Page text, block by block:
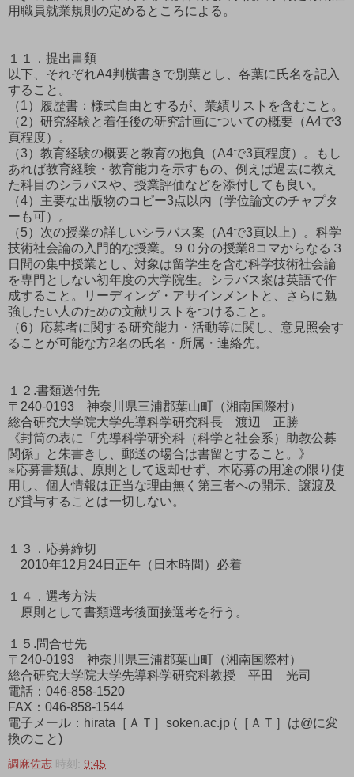
用職員就業規則の定めるところによる。
１１．提出書類
以下、それぞれA4判横書きで別葉とし、各葉に氏名を記入
すること。
（1）履歴書：様式自由とするが、業績リストを含むこと。
（2）研究経験と着任後の研究計画についての概要（A4で3
頁程度）。
（3）教育経験の概要と教育の抱負（A4で3頁程度）。もし
あれば教育経験・教育能力を示すもの、例えば過去に教え
た科目のシラバスや、授業評価などを添付しても良い。
（4）主要な出版物のコピー3点以内（学位論文のチャプタ
ーも可）。
（5）次の授業の詳しいシラバス案（A4で3頁以上）。科学
技術社会論の入門的な授業。９０分の授業8コマからなる３
日間の集中授業とし、対象は留学生を含む科学技術社会論
を専門としない初年度の大学院生。シラバス案は英語で作
成すること。リーディング・アサインメントと、さらに勉
強したい人のための文献リストをつけること。
（6）応募者に関する研究能力・活動等に関し、意見照会す
ることが可能な方2名の氏名・所属・連絡先。
１２.書類送付先
〒240-0193 神奈川県三浦郡葉山町（湘南国際村）
総合研究大学院大学先導科学研究科長 渡辺 正勝
《封筒の表に「先導科学研究科（科学と社会系）助教公募
関係」と朱書きし、郵送の場合は書留とすること。》
※応募書類は、原則として返却せず、本応募の用途の限り使
用し、個人情報は正当な理由無く第三者への開示、譲渡及
び貸与することは一切しない。
１３．応募締切
2010年12月24日正午（日本時間）必着
１４．選考方法
原則として書類選考後面接選考を行う。
１５.問合せ先
〒240-0193 神奈川県三浦郡葉山町（湘南国際村）
総合研究大学院大学先導科学研究科教授 平田 光司
電話：046-858-1520
FAX：046-858-1544
電子メール：hirata［ＡＴ］soken.ac.jp (［ＡＴ］は@に変
換のこと)
調麻佐志 時刻: 9:45